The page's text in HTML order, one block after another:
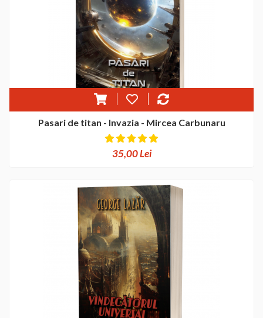
Pasari de titan - Invazia - Mircea Carbunaru
35,00 Lei